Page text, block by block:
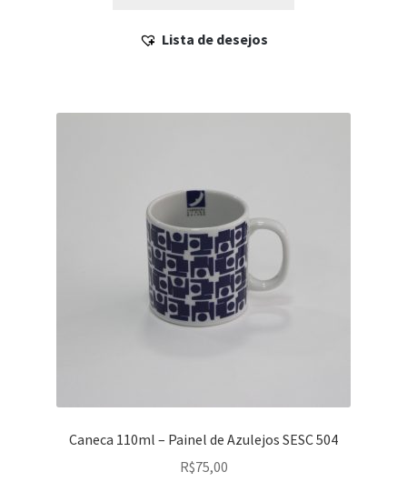
Lista de desejos
Caneca 110ml – Painel de Azulejos SESC 504
R$75,00